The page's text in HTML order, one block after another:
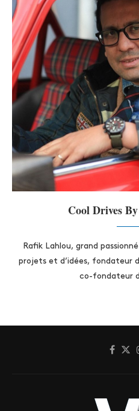
Cool Drives
Rafik Lahlou, grand
projets et d’idées, fondateur
co-fondateur